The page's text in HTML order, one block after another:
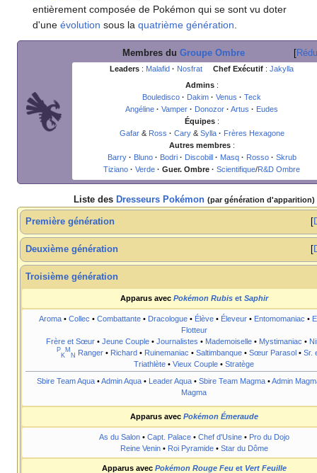
entièrement composée de Pokémon qui se sont vu doter
d'uneévolution sous laquatrième génération
Membres du Groupe Ombre
Leaders : Malafid · Nosfrat Chef Exécutif : Jakylla
Admins :
Bouledisco · Dakim · Venus · Teck
Angéline · Vamper · Donozor · Artus · Eudes
Équipes :
Gafar& Ross · Cary& Sylla · Frères Hexagone
Autres membres :
Barry · Bluno · Bodri · Discobill · Masq · Rosso · Skrub
Tiziano · Verde · Guer. Ombre · Scientifique/R&D Ombre
Liste des Dresseurs Pokémon (par génération d'apparition)
Première génération
Deuxième génération
Troisième génération
Apparus avec Pokémon Rubiset Saphir
Aroma• Collec • Combattante• Dracologue• Élève• Éleveur• Entomomaniac •
Flotteur
Frère et Sœur • Jeune Couple • Journalistes • Mademoiselle • Mystimaniac •
P
K
M
N Ranger• Richard• Ruinemaniac • Saltimbanque• Sœur Parasol• Sr.
Triathlète • Vieux Couple • Stratège
Sbire Team Aqua•Admin Aqua• Leader Aqua• Sbire Team Magma•Admin
Magma
Apparus avec Pokémon Émeraude
As du Salon• Capt. Palace• Chef d'Usine• Pro du Dojo
Reine Venin• Roi Pyramide• Star du Dôme
Apparus avec Pokémon Rouge Feuet Vert Feuille